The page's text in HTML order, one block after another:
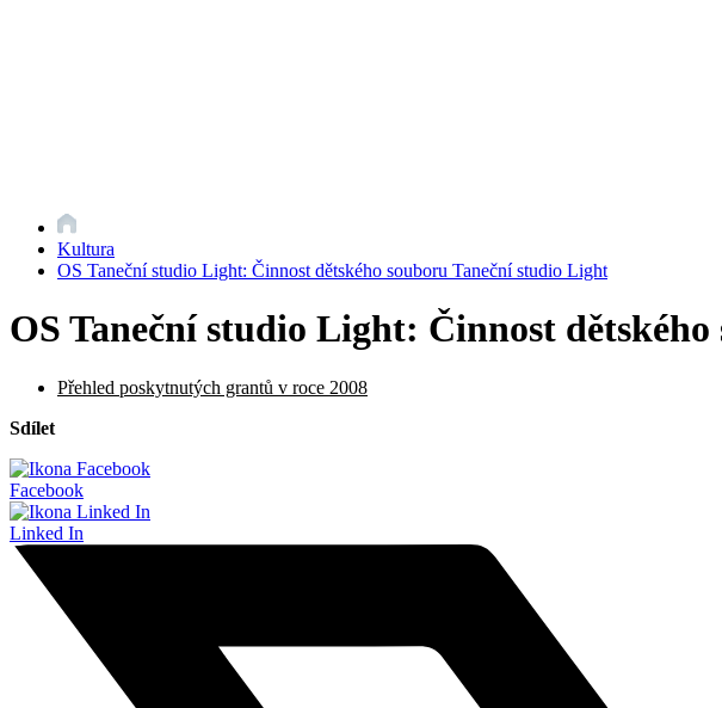
Kultura
OS Taneční studio Light: Činnost dětského souboru Taneční studio Light
OS Taneční studio Light: Činnost
Přehled poskytnutých grantů v roce 2008
Sdílet
Facebook
Linked In